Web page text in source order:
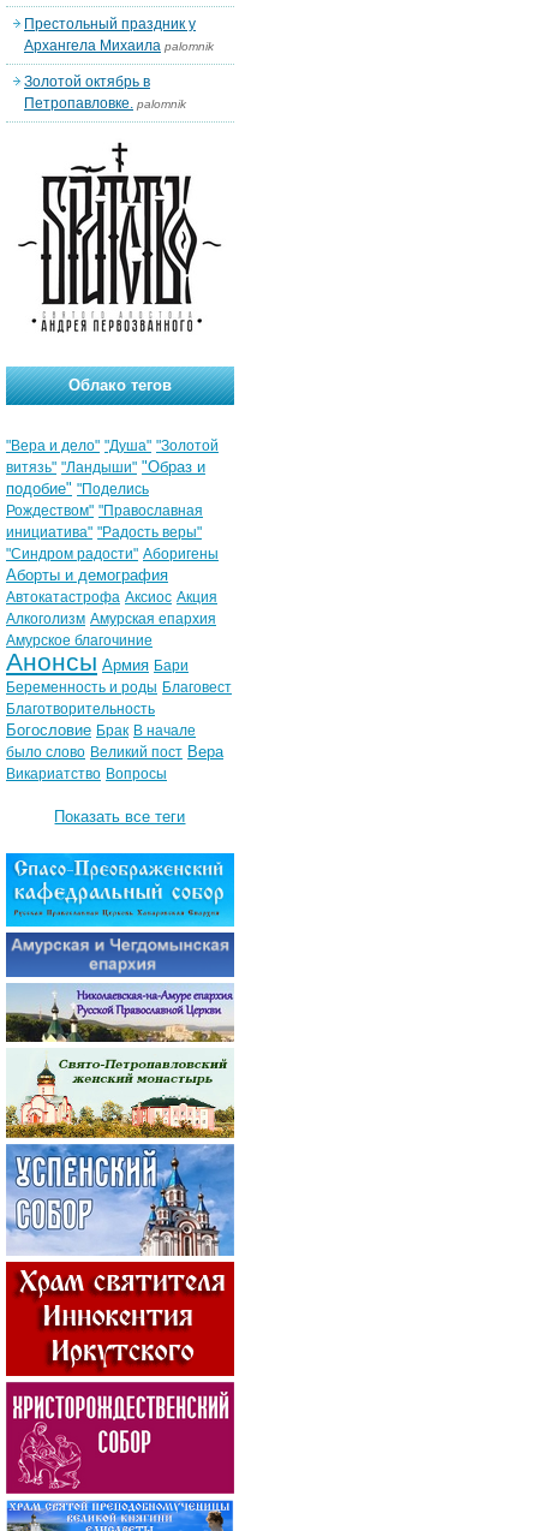
Престольный праздник у
Архангела Михаила palomnik
Золотой октябрь в
Петропавловке. palomnik
Облако тегов
"Вера и дело" "Душа" "Золотой
витязь" "Ландыши" "Образ и
подобие" "Поделись
Рождеством" "Православная
инициатива" "Радость веры"
"Синдром радости" Аборигены
Аборты и демография
Автокатастрофа Аксиос Акция
Алкоголизм Амурская епархия
Амурское благочиние
Анонсы Армия Бари
Беременность и роды Благовест
Благотворительность
Богословие Брак В начале
было слово Великий пост Вера
Викариатство Вопросы
Показать все теги